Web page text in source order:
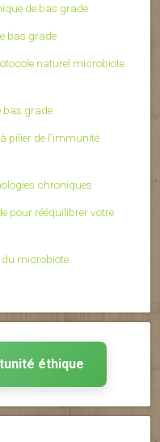
de bas grade
bas grade
naturel microbiote
bas grade
pilier de l’immunité
chroniques
pour rééquilibrer votre
du microbiote
éthique